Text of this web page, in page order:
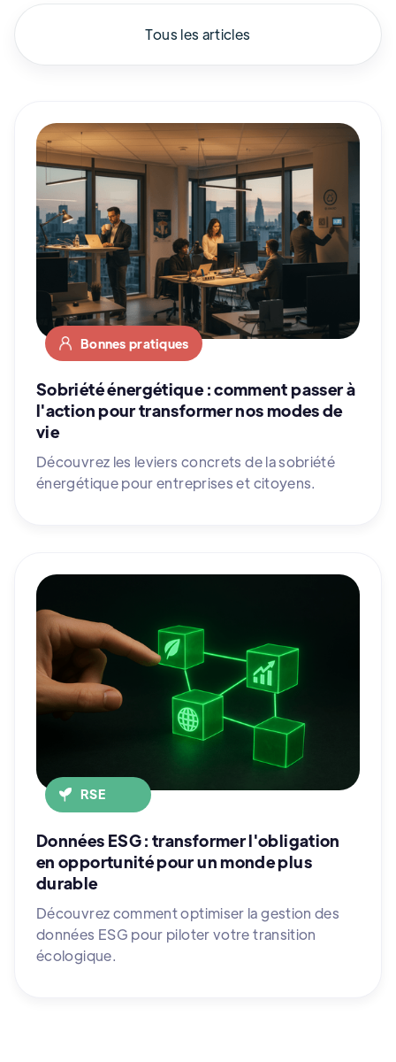
Tous les articles
Bonnes pratiques
Sobriété énergétique : comment passer à
l'action pour transformer nos modes de
vie
Découvrez les leviers concrets de la sobriété
énergétique pour entreprises et citoyens.
RSE
Données ESG : transformer l'obligation
en opportunité pour un monde plus
durable
Découvrez comment optimiser la gestion des
données ESG pour piloter votre transition
écologique.